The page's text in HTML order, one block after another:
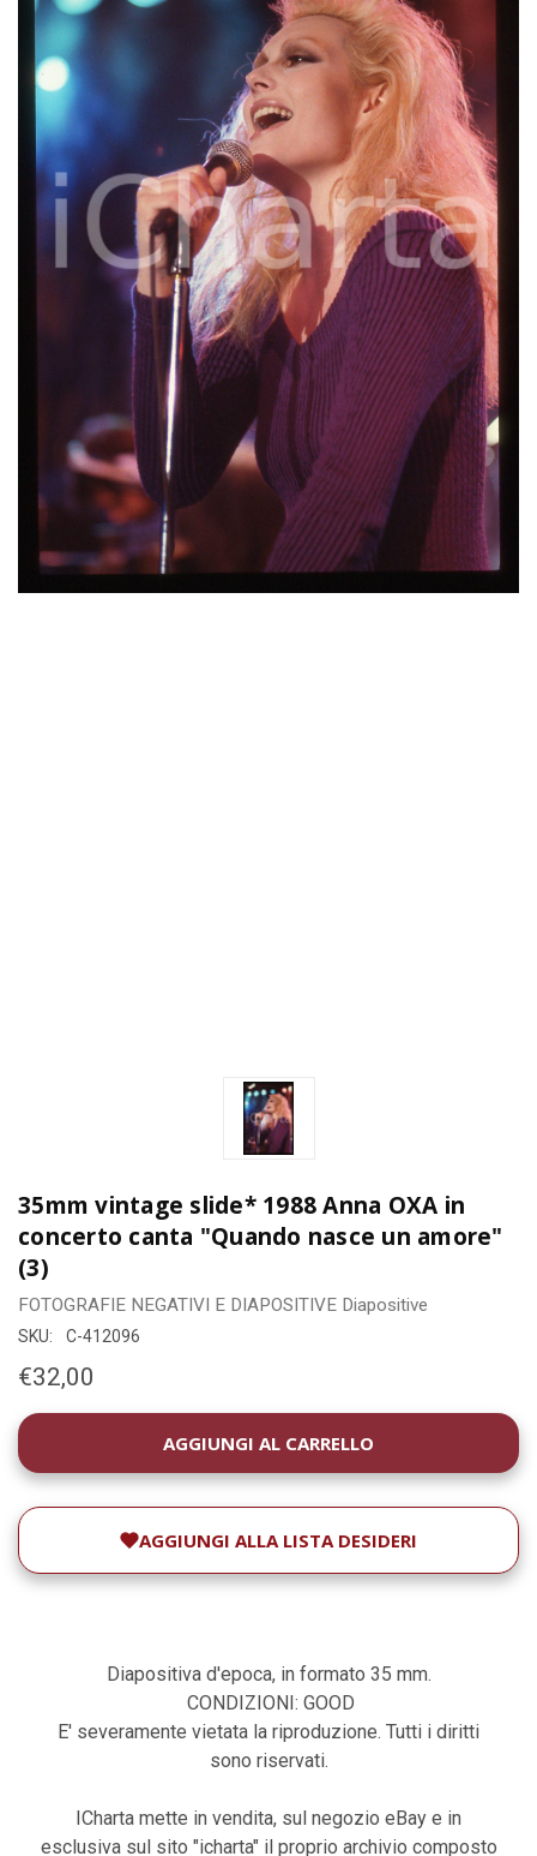
35mm vintage slide* 1988 Anna OXA in
concerto canta "Quando nasce un amore"
(3)
FOTOGRAFIE NEGATIVI E DIAPOSITIVE Diapositive
SKU: C-412096
€32,00
DISPONIBILITÀ
ATTUALE:
AGGIUNGI ALLA LISTA DESIDERI
Diapositiva d'epoca, in formato 35 mm.
CONDIZIONI: GOOD
E' severamente vietata la riproduzione. Tutti i diritti
sono riservati.
ICharta mette in vendita, sul negozio eBay e in
esclusiva sul sito "icharta" il proprio archivio composto